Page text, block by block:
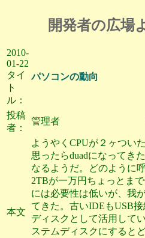
開発者の広場よ
2010-
01-22
タイ
ト
ル：
パソコンの動向
投稿
者：
管理者
本文
ようやくCPUが２ヶつい
思ったらduadになってき
なるようだ。どのように
2TBが一万円ちょっとま
には必要性は低いが、我
てきた。古いIDEもUSB
ディスクとして活用して
ステムディスクにすると